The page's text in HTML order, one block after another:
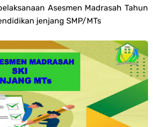
Google Workspace bagi GTK Madrasah
Kelas 5 SD/MI Kurikulum Merdeka Tahun 2026
SD/MI Semester 2 Kurikulum Merdeka Tahun
2026
Asesmen Madrasah Tahun
jenjang SMP/MTs